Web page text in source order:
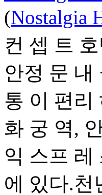
(Nostalgia
컨 셉 트
안정 문 내
통 이 편리
화 궁 역,
익 스프 레
에 있다.천